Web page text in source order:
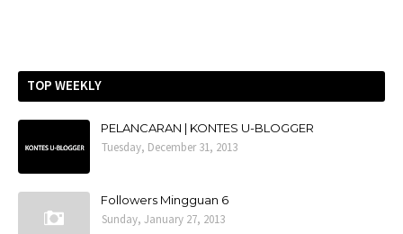
TOP WEEKLY
PELANCARAN | KONTES U-BLOGGER
Tuesday, December 31, 2013
Followers Mingguan 6
Sunday, January 27, 2013